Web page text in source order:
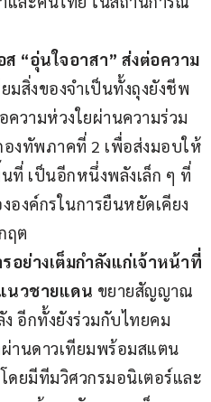
ส “อุ่นใจอาสา” ส่งต่อความ
มสิ่งของจำเป็นทั้งถุงยังชีพ
วามห่วงใยผ่านความร่วม
งทัพภาคที่ 2 เพื่อส่งมอบให้
ที่ เป็นอีกหนึ่งพลังเล็ก ๆ ที่
งค์กรในการยืนหยัดเคียง
ฤต
ย่างเต็มกำลังแก่เจ้าหน้าที่
วชายแดน ขยายสัญญาณ
ง อีกทั้งยังร่วมกับไทยคม
านดาวเทียมพร้อมสแตน
ดยมีทีมวิศวกรมอนิเตอร์และ